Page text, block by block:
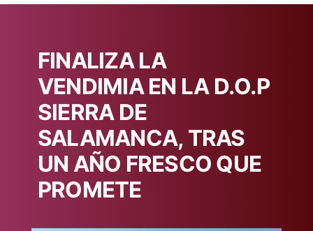
FINALIZA LA
VENDIMIA EN LA D.O.P
SIERRA DE
SALAMANCA, TRAS
UN AÑO FRESCO QUE
PROMETE